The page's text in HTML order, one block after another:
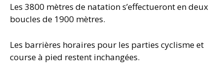
Les 3800 mètres de natation s’effectueront en deux
boucles de 1900 mètres.
Les barrières horaires pour les parties cyclisme et
course à pied restent inchangées.